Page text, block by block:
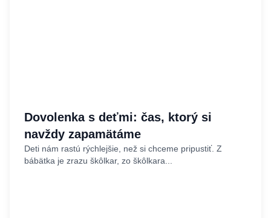
Dovolenka s deťmi: čas, ktorý si
navždy zapamätáme
Deti nám rastú rýchlejšie, než si chceme pripustiť. Z
bábätka je zrazu škôlkar, zo škôlkara...